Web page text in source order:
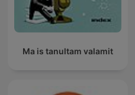
Ma is tanultam valamit